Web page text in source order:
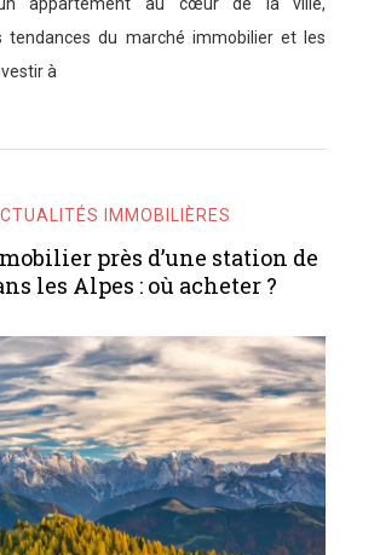
appartement au cœur de la ville,
tendances du marché immobilier et les
à
IMMOBILIÈRES
près d’une station de
les Alpes : où acheter ?